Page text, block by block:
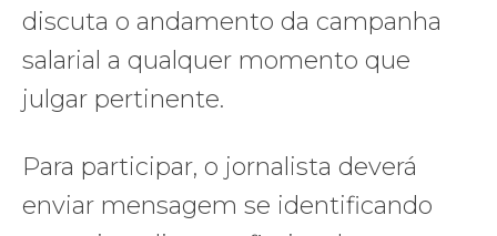
discuta o andamento da campanha
salarial a qualquer momento que
julgar pertinente.
Para participar, o jornalista deverá
enviar mensagem se identificando